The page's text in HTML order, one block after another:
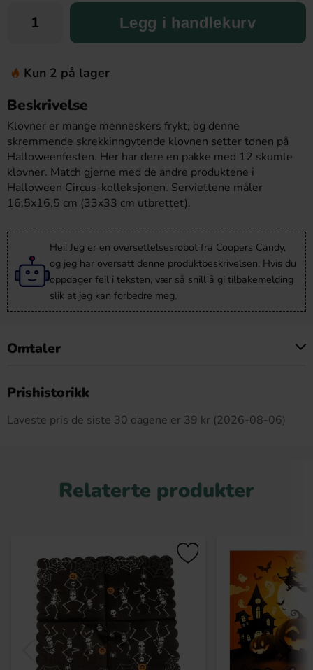
Legg i handlekurv
Kun 2 på lager
Beskrivelse
Klovner er mange menneskers frykt, og denne
skremmende skrekkinngytende klovnen setter tonen på
Halloweenfesten. Her har dere en pakke med 12 skumle
klovner. Match gjerne med de andre produktene i
Halloween Circus-kolleksjonen. Serviettene måler
16,5x16,5 cm (33x33 cm utbrettet).
Hei! Jeg er en oversettelsesrobot fra Coopers Candy,
og jeg har oversatt denne produktbeskrivelsen. Hvis du
oppdager feil i teksten, vær så snill å gi tilbakemelding
slik at jeg kan forbedre meg.
Omtaler
Prishistorikk
Laveste pris de siste 30 dagene er 39 kr (2026-08-06)
Relaterte produkter